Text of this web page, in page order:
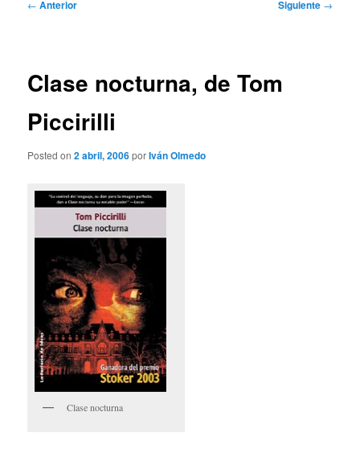
← Anterior Siguiente →
Clase nocturna, de Tom
Piccirilli
Posted on2 abril, 2006porIván Olmedo
Clase nocturna